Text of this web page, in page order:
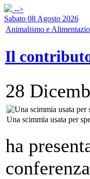
-->
Sabato 08 Agosto 2026
Animalismo e
Il
28
Una scimmia usata per
ha